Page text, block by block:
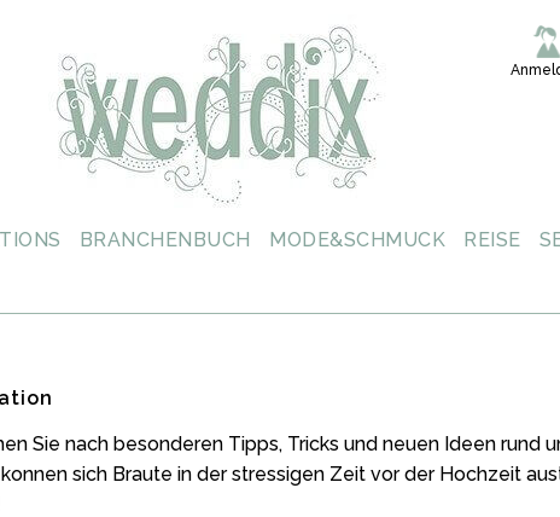
BRANCHENBUCH MODE&SCHMUCK REISE
Sie nach besonderen Tipps, Tricks und neuen Ideen rund
sich Braute in der stressigen Zeit vor der Hochzeit